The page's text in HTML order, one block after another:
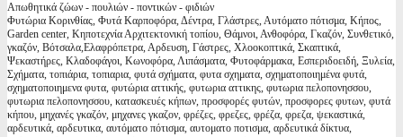
Απωθητικά ζώων - πουλιών - ποντικών - φιδιών
Φυτώρια Κορινθίας, Φυτά Καρποφόρα, Δέντρα, Γλάστρες, Αυτόματο πότισμα, Κήπος,
Garden center, Κηποτεχνία Αρχιτεκτονική τοπίου, Θάμνοι, Ανθοφόρα, Γκαζόν, Συνθετικό,
γκαζόν, Βότσαλα,Ελαφρόπετρα, Αρδευση, Γάστρες, Χλοοκοπτικά, Σκαπτικά,
Ψεκαστήρες, Κλαδοφάγοι, Κωνοφόρα, Λιπάσματα, Φυτοφάρμακα, Εσπεριδοειδή, Ξυλεία,
Σχήματα, τοπιάρια, τοπιαρια, φυτά σχήματα, φυτα σχηματα, σχηματοποιημένα φυτά,
σχηματοποιημενα φυτα, φυτώρια αττικής, φυτωρια αττικης, φυτωρια πελοπονησσου,
φυτωρια πελοπονησσου, κατασκευές κήπων, προσφορές φυτών, προσφορες φυτων, φυτά
κήπου, μηχανές γκαζόν, μηχανες γκαζον, φρέζες, φρεζες, φρέζα, φρεζα, ψεκαστικά,
αρδευτικά, αρδευτικα, αυτόματο πότισμα, αυτοματο ποτισμα, αρδευτικά δίκτυα,